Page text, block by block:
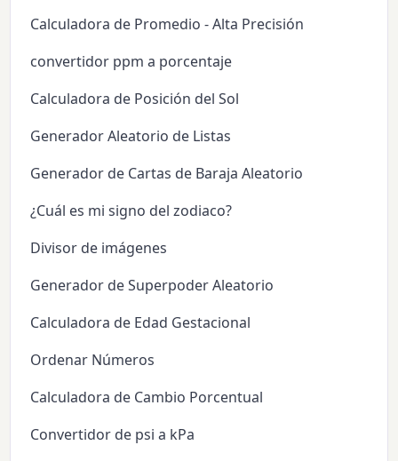
Calculadora de Promedio - Alta Precisión
convertidor ppm a porcentaje
Calculadora de Posición del Sol
Generador Aleatorio de Listas
Generador de Cartas de Baraja Aleatorio
¿Cuál es mi signo del zodiaco?
Divisor de imágenes
Generador de Superpoder Aleatorio
Calculadora de Edad Gestacional
Ordenar Números
Calculadora de Cambio Porcentual
Convertidor de psi a kPa